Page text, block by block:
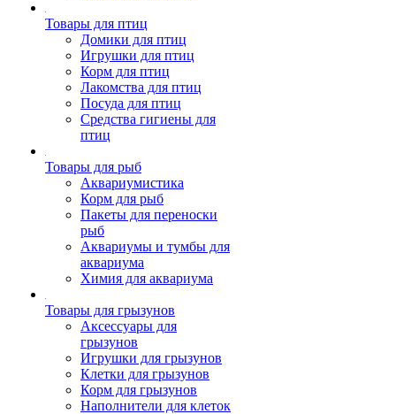
Товары для птиц
Домики для птиц
Игрушки для птиц
Корм для птиц
Лакомства для птиц
Посуда для птиц
Средства гигиены для
птиц
Товары для рыб
Аквариумистика
Корм для рыб
Пакеты для переноски
рыб
Аквариумы и тумбы для
аквариума
Химия для аквариума
Товары для грызунов
Аксессуары для
грызунов
Игрушки для грызунов
Клетки для грызунов
Корм для грызунов
Наполнители для клеток